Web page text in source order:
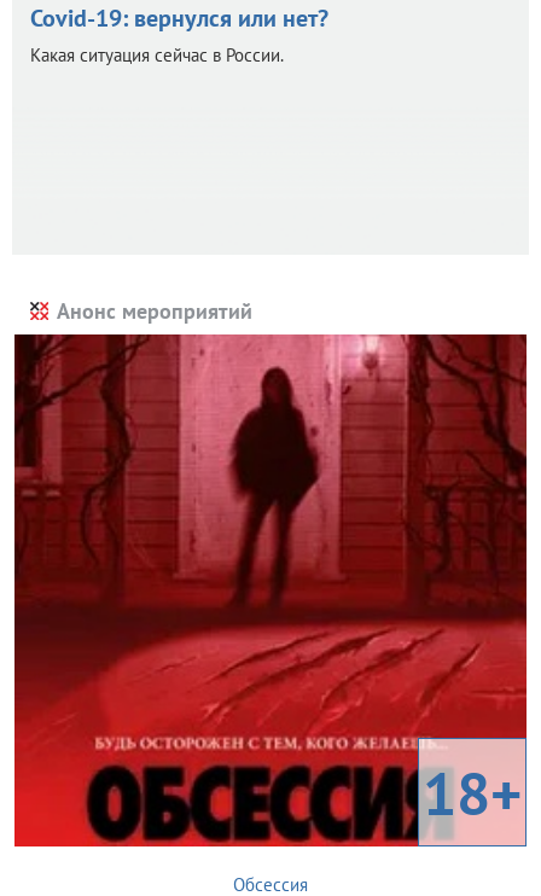
Covid-19: вернулся или нет?
Какая ситуация сейчас в России.
Анонс мероприятий
18+
Обсессия